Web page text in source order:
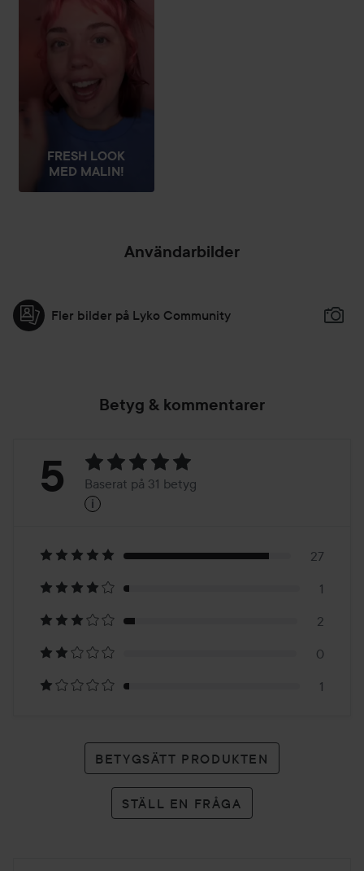
FRESH LOOK
MED MALIN!
Användarbilder
Fler bilder på Lyko Community
Betyg & kommentarer
Betyg:
Baserat
på
31
betyg
5 Baserat på 31 betyg
i
27
1
2
0
1
BETYGSÄTT PRODUKTEN
STÄLL EN FRÅGA